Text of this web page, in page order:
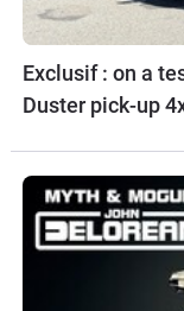
Exclusif : on a
Duster pick-up